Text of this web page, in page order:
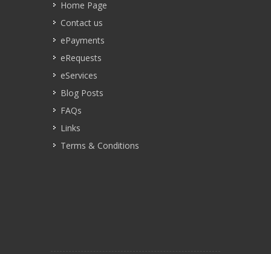
Home Page
Contact us
ePayments
eRequests
eServices
Blog Posts
FAQs
Links
Terms & Conditions